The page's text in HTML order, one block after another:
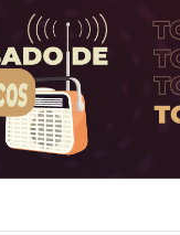
A CONTRALORÍA